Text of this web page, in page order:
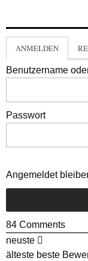
ANMELDEN
Benutzername
Passwort
Angemeldet
84 Comments
neuste
älteste beste